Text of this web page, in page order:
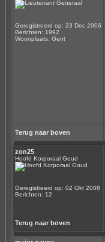
Geregistreerd op: 23 Dec 2006
Berichten: 1992
Woonplaats: Gent
Terug naar boven
zon25
Hoofd Korporaal Goud
Geregistreerd op: 02 Okt 2008
Berichten: 12
Terug naar boven